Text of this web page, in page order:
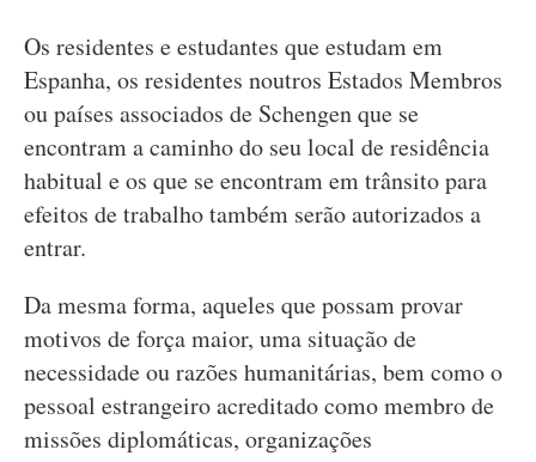
Os residentes e estudantes que estudam em
Espanha, os residentes noutros Estados Membros
ou países associados de Schengen que se
encontram a caminho do seu local de residência
habitual e os que se encontram em trânsito para
efeitos de trabalho também serão autorizados a
entrar.
Da mesma forma, aqueles que possam provar
motivos de força maior, uma situação de
necessidade ou razões humanitárias, bem como o
pessoal estrangeiro acreditado como membro de
missões diplomáticas, organizações